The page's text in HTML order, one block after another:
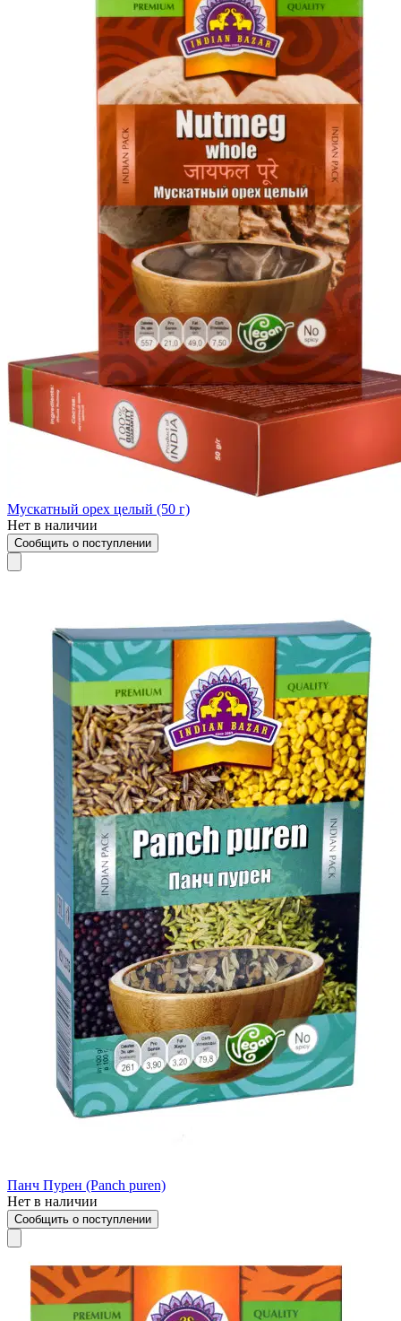
Мускатный орех целый (50 г)
Нет в наличии
Сообщить о поступлении
Панч Пурен (Panch puren)
Нет в наличии
Сообщить о поступлении